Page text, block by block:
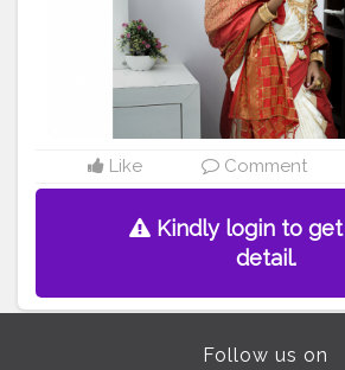
Like Comment
Kindly login to
detail.
Follow us on